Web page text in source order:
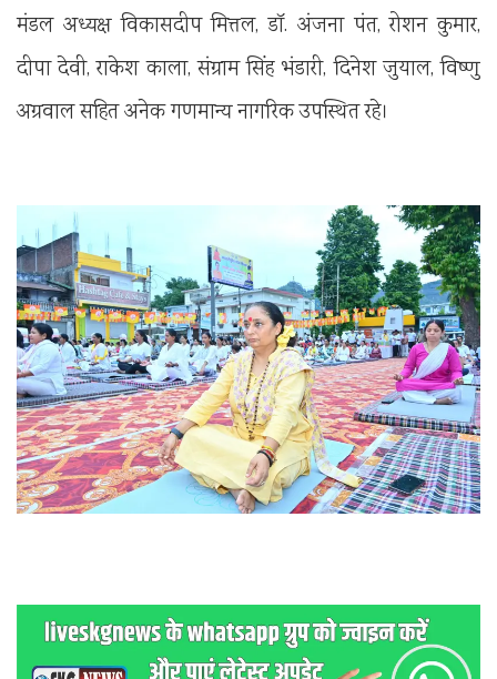
मंडल अध्यक्ष विकासदीप मित्तल, डॉ. अंजना पंत, रोशन कुमार,
दीपा देवी, राकेश काला, संग्राम सिंह भंडारी, दिनेश जुयाल, विष्णु
अग्रवाल सहित अनेक गणमान्य नागरिक उपस्थित रहे।